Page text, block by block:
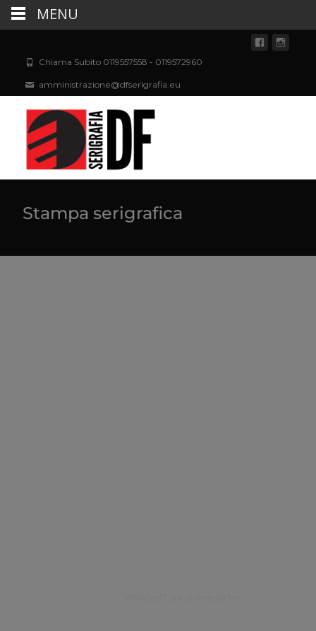
Chiama Subito 0119557558 - 0119572960
amministrazione@dfserigrafia.eu
Stampa serigrafica
MENU